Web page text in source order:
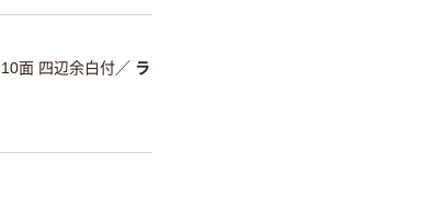
10面 四辺余白付／ ラ